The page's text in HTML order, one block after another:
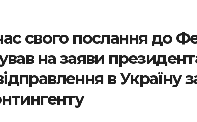
свого послання до
на заяви
в Україну